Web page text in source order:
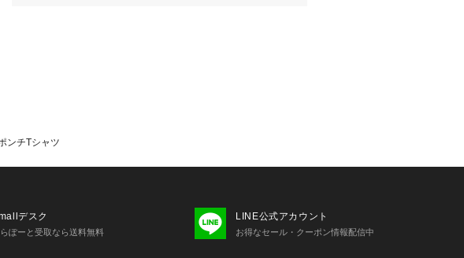
だ）
グレー（014）：FEAR IS MY ALLY（恐れは私の味方
袖口には「STAR WARS」のロゴを刺繍しています。
ブラックは蓄光糸で刺繍しており、暗闇で光ります。
ンチTシャツ
デスク
らぽーと受取なら送料無料
LINE公式アカウント
お得なセール・クーポン情報配信中